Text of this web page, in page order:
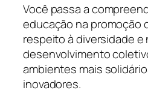
Você passa a
educação na promoção
respeito à diversidade e
desenvolvimento
ambientes mais
inovadores.